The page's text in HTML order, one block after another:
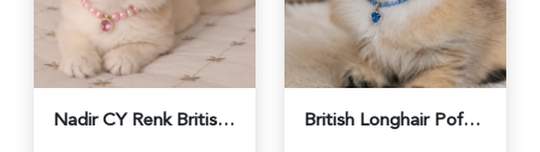
Nadir CY Renk British Shorthair Prensesimiz - 6483 British Longhair Pofuduk Yakışıklımız - 6481